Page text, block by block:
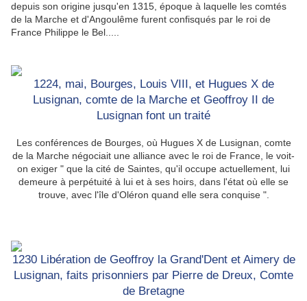
depuis son origine jusqu'en 1315, époque à laquelle les comtés
de la Marche et d'Angoulême furent confisqués par le roi de
France Philippe le Bel.....
1224, mai, Bourges, Louis VIII, et Hugues X de
Lusignan, comte de la Marche et Geoffroy II de
Lusignan font un traité
Les conférences de Bourges, où Hugues X de Lusignan, comte
de la Marche négociait une alliance avec le roi de France, le voit-
on exiger " que la cité de Saintes, qu'il occupe actuellement, lui
demeure à perpétuité à lui et à ses hoirs, dans l'état où elle se
trouve, avec l'île d'Oléron quand elle sera conquise ".
1230 Libération de Geoffroy la Grand'Dent et Aimery de
Lusignan, faits prisonniers par Pierre de Dreux, Comte
de Bretagne